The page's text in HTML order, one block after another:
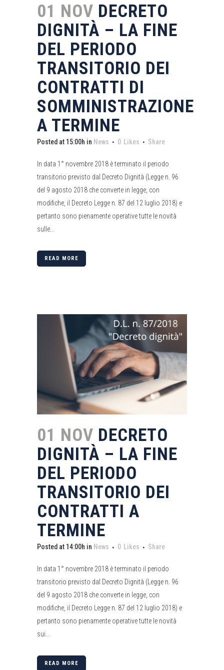
01 NOV DECRETO
DIGNITÀ – LA FINE
DEL PERIODO
TRANSITORIO DEI
CONTRATTI DI
SOMMINISTRAZIONE
A TERMINE
Posted at 15:00h in News 0 Likes Share
In data 1° novembre 2018 è terminato il periodo
transitorio previsto dal Decreto Dignità (Legge n. 96
del 9 agosto 2018 che converte in legge, con
modifiche, il Decreto Legge n. 87 del 12 luglio 2018) e
pertanto sono pienamente operative tutte le novità
sulle...
READ MORE
01 NOV DECRETO
DIGNITÀ – LA FINE
DEL PERIODO
TRANSITORIO DEI
CONTRATTI A
TERMINE
Posted at 14:00h in News 0 Likes Share
In data 1° novembre 2018 è terminato il periodo
transitorio previsto dal Decreto Dignità (Legge n. 96
del 9 agosto 2018 che converte in legge, con
modifiche, il Decreto Legge n. 87 del 12 luglio 2018) e
pertanto sono pienamente operative tutte le novità
sui...
READ MORE